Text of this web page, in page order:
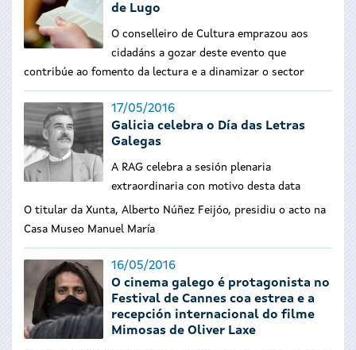
de Lugo
O conselleiro de Cultura emprazou aos
cidadáns a gozar deste evento que
contribúe ao fomento da lectura e a dinamizar o sector
17/05/2016
Galicia celebra o Día das Letras
Galegas
A RAG celebra a sesión plenaria
extraordinaria con motivo desta data
O titular da Xunta, Alberto Núñez Feijóo, presidiu o acto na
Casa Museo Manuel María
16/05/2016
O cinema galego é protagonista no
Festival de Cannes coa estrea e a
recepción internacional do filme
Mimosas de Oliver Laxe